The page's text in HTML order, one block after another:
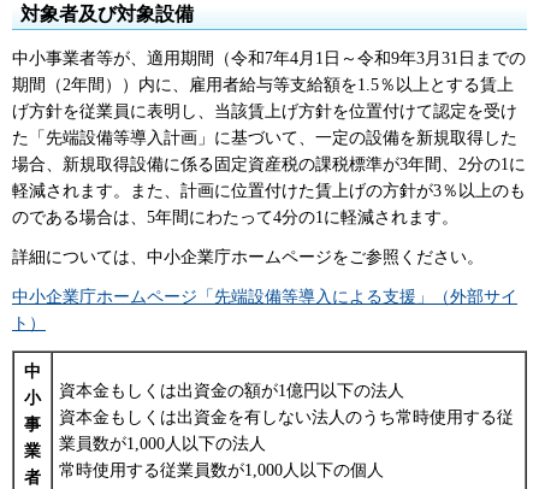
対象者及び対象設備
中小事業者等が、適用期間（令和7年4月1日～令和9年3月31日までの
期間（2年間））内に、雇用者給与等支給額を1.5％以上とする賃上
げ方針を従業員に表明し、当該賃上げ方針を位置付けて認定を受け
た「先端設備等導入計画」に基づいて、一定の設備を新規取得した
場合、新規取得設備に係る固定資産税の課税標準が3年間、2分の1に
軽減されます。また、計画に位置付けた賃上げの方針が3％以上のも
のである場合は、5年間にわたって4分の1に軽減されます。
詳細については、中小企業庁ホームページをご参照ください。
中小企業庁ホームページ「先端設備等導入による支援」（外部サイ
ト）
中
小
事
業
者
資本金もしくは出資金の額が1億円以下の法人
資本金もしくは出資金を有しない法人のうち常時使用する従
業員数が1,000人以下の法人
常時使用する従業員数が1,000人以下の個人